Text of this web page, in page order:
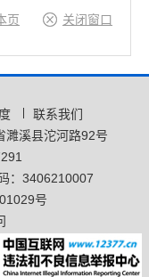
页 关闭窗口
联系我们
濉溪县沱河路92号
：3406210007
号